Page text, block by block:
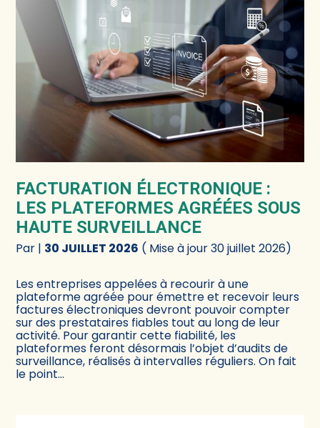
FACTURATION ÉLECTRONIQUE :
LES PLATEFORMES AGRÉÉES SOUS
HAUTE SURVEILLANCE
Par | 30 JUILLET 2026 ( Mise à jour 30 juillet 2026)
Les entreprises appelées à recourir à une
plateforme agréée pour émettre et recevoir leurs
factures électroniques devront pouvoir compter
sur des prestataires fiables tout au long de leur
activité. Pour garantir cette fiabilité, les
plateformes feront désormais l’objet d’audits de
surveillance, réalisés à intervalles réguliers. On fait
le point…